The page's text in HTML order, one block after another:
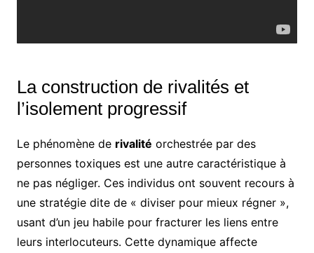
La construction de rivalités et
l’isolement progressif
Le phénomène de rivalité orchestrée par des
personnes toxiques est une autre caractéristique à
ne pas négliger. Ces individus ont souvent recours à
une stratégie dite de « diviser pour mieux régner »,
usant d’un jeu habile pour fracturer les liens entre
leurs interlocuteurs. Cette dynamique affecte